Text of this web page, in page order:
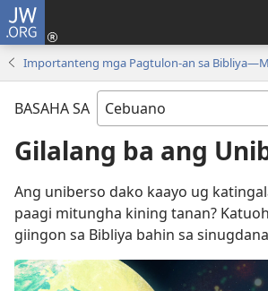
JW.ORG
BASAHA SA
Gilalang ba ang
Ang uniberso dako kaayo ug
paagi mitungha kining tanan?
giingon sa Bibliya bahin sa